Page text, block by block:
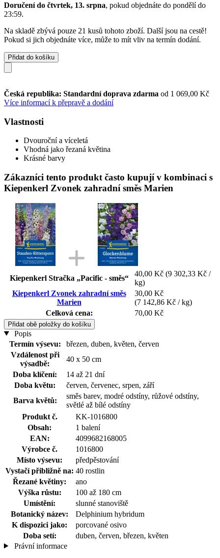
Doručení do čtvrtek, 13. srpna, pokud objednáte do pondělí do
23:59.
Na skladě zbývá pouze 21 kusů tohoto zboží. Další jsou na cestě!
Pokud si jich objednáte více, může to mít vliv na termín dodání.
Přidat do košíku
Česká republika: Standardní doprava zdarma od 1 069,00 Kč
Více informací k přepravě a dodání
Vlastnosti
Dvouroční a víceletá
Vhodná jako řezaná květina
Krásné barvy
Zákazníci tento produkt často kupují v kombinaci s
Kiepenkerl Zvonek zahradní směs Marien
Kiepenkerl Stračka „Pacific - směs“
40,00 Kč (9 302,33 Kč /
kg)
Kiepenkerl Zvonek zahradní směs
Marien
30,00 Kč
(7 142,86 Kč / kg)
Celková cena:
70,00 Kč
Přidat obě položky do košíku
Popis
Termín výsevu:
březen, duben, květen, červen
Vzdálenost při
výsadbě:
40 x 50 cm
Doba klíčení:
14 až 21 dní
Doba květu:
červen, červenec, srpen, září
Barva květů:
směs barev, modré odstíny, růžové odstíny,
světlé až bílé odstíny
Produkt č.
KK-1016800
Obsah:
1 balení
EAN:
4099682168005
Výrobce č.
1016800
Místo výsevu:
předpěstování
Vystačí přibližně na: 40 rostlin
Řezané květiny:
ano
Výška růstu:
100 až 180 cm
Umístění:
slunné stanoviště
Botanický název:
Delphinium hybridum
K dispozici jako:
porcované osivo
Doba setí:
duben, červen, březen, květen
Právní informace